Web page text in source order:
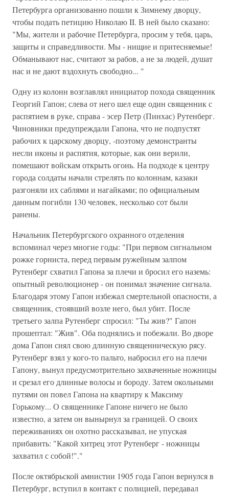
Петербурга организованно пошли к Зимнему дворцу,
чтобы подать петицию Николаю II. В ней было сказано:
"Мы, жители и рабочие Петербурга, просим у тебя, царь,
защиты и справедливости. Мы - нищие и притесняемые!
Обманывают нас, считают за рабов, а не за людей, душат
нас и не дают вздохнуть свободно... "
Одну из колонн возглавлял инициатор похода священник
Георгий Гапон; слева от него шел еще один священник с
распятием в руке, справа - эсер Петр (Пинхас) Рутенберг.
Чиновники предупреждали Гапона, что не подпустят
рабочих к царскому дворцу, -поэтому демонстранты
несли иконы и распятия, которые, как они верили,
помешают войскам открыть огонь. На подходе к центру
города солдаты начали стрелять по колоннам, казаки
разгоняли их саблями и нагайками; по официальным
данным погибли 130 человек, несколько сот были
ранены.
Начальник Петербургского охранного отделения
вспоминал через многие годы: "При первом сигнальном
рожке горниста, перед первым ружейным залпом
Рутенберг схватил Гапона за плечи и бросил его наземь:
опытный революционер - он понимал значение сигнала.
Благодаря этому Гапон избежал смертельной опасности, а
священник, стоявший возле него, был убит. После
третьего залпа Рутенберг спросил: "Ты жив?" Гапон
прошептал: "Жив". Оба поднялись и побежали. Во дворе
дома Гапон снял свою длинную священническую рясу.
Рутенберг взял у кого-то пальто, набросил его на плечи
Гапону, вынул предусмотрительно захваченные ножницы
и срезал его длинные волосы и бороду. Затем окольными
путями он повел Гапона на квартиру к Максиму
Горькому... О священнике Гапоне ничего не было
известно, а затем он вынырнул за границей. О своих
переживаниях он охотно рассказывал, не упуская
прибавить: "Какой хитрец этот Рутенберг - ножницы
захватил с собой!"."
После октябрьской амнистии 1905 года Гапон вернулся в
Петербург, вступил в контакт с полицией, передавал